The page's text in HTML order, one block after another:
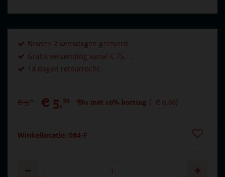
Binnen 2 werkdagen geleverd.
Gratis verzending vanaf € 75,- .
14 dagen retourrecht.
€ 5,99 € 5,39 Nu met 10% korting € 0,60
Winkellocatie: 084-F